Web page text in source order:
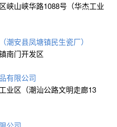
峡山峡华路1088号（华杰工业
潮安县凤塘镇民生瓷厂）
南门开发区
有限公司
业区（潮汕公路文明走廊13